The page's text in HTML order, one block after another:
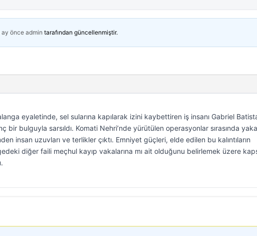
ay önce admin tarafından güncellenmiştir.
eyaletinde, sel sularına kapılarak izini kaybettiren iş insanı Gabriel
bir bulguyla sarsıldı. Komati Nehri’nde yürütülen operasyonlar sırasında
insan uzuvları ve terlikler çıktı. Emniyet güçleri, elde edilen bu kalıntıların
diğer faili meçhul kayıp vakalarına mı ait olduğunu belirlemek üzere